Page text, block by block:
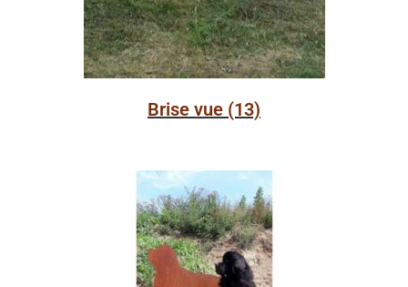
Brise vue (13)